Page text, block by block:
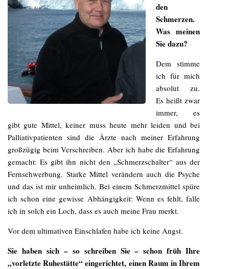
den
Schmerzen.
Was meinen
Sie dazu?
Dem stimme
ich für mich
absolut zu.
Es heißt zwar
immer, es
gibt gute Mittel, keiner muss heute mehr leiden und bei
Palliativpatienten sind die Ärzte nach meiner Erfahrung
großzügig beim Verschreiben. Aber ich habe die Erfahrung
gemacht: Es gibt ihn nicht den „Schmerzschalter“ aus der
Fernsehwerbung. Starke Mittel verändern auch die Psyche
und das ist mir unheimlich. Bei einem Schmerzmittel spüre
ich schon eine gewisse Abhängigkeit: Wenn es fehlt, falle
ich in solch ein Loch, dass es auch meine Frau merkt.
Vor dem ultimativen Einschlafen habe ich keine Angst.
Sie haben sich – so schreiben Sie – schon früh Ihre
„vorletzte Ruhestätte“ eingerichtet, einen Raum in Ihrem